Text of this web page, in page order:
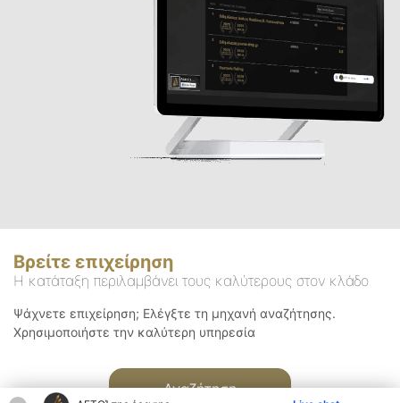
Βρείτε επιχείρηση
Η κατάταξη περιλαμβάνει τους καλύτερους στον κλάδο
Ψάχνετε επιχείρηση; Ελέγξτε τη μηχανή αναζήτησης.
Χρησιμοποιήστε την καλύτερη υπηρεσία
Αναζήτηση